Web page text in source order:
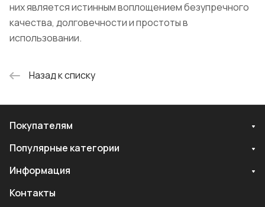
них является истинным воплощением безупречного
качества, долговечности и простоты в
использовании.
Назад к списку
Покупателям
Популярные категории
Информация
Контакты